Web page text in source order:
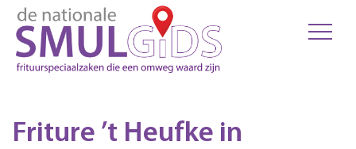
Friture ’t Heufke in